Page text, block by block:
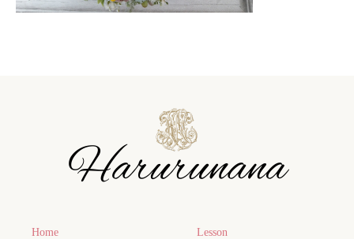
Home Lesson